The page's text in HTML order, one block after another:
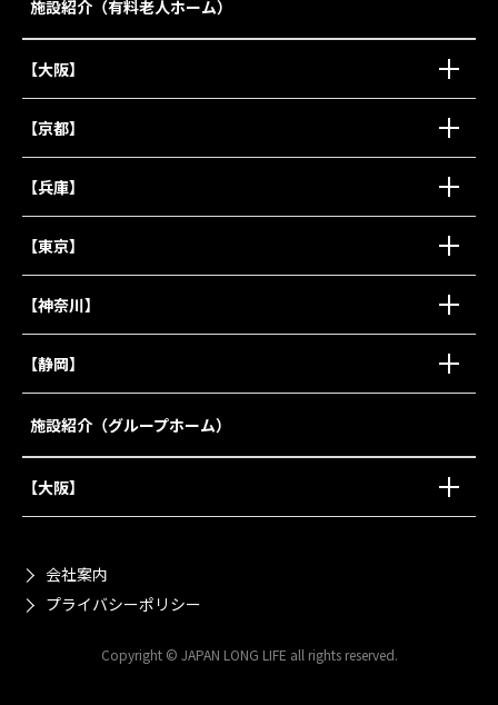
施設紹介（有料老人ホーム）
【大阪】
【京都】
【兵庫】
【東京】
【神奈川】
【静岡】
施設紹介（グループホーム）
【大阪】
会社案内
プライバシーポリシー
Copyright © JAPAN LONG LIFE all rights reserved.